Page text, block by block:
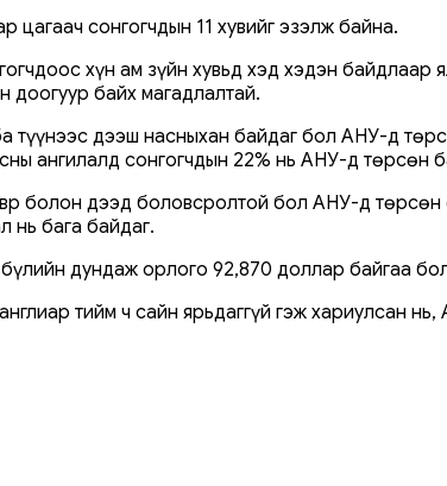
цагаач сонгогчдын 11 хувийг эзэлж байна.
хүн ам зүйн хувьд хэд хэдэн байдлаар
доогуур байх магадлалтай.
түүнээс дээш насныхан байдаг бол АНУ-д
ангилалд сонгогчдын 22% нь АНУ-д төрсөн
болон дээд боловсролтой бол АНУ-д
нь бага байдаг.
дундаж орлого 92,870 доллар байгаа
тийм ч сайн ярьдаггүй гэж хариулсан